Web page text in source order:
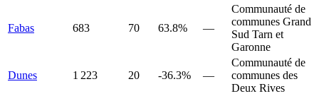
Fabas 683 70 63.8% —
Communauté de
communes Grand
Sud Tarn et
Garonne
Dunes 1 223 20 -36.3% —
Communauté de
communes des
Deux Rives